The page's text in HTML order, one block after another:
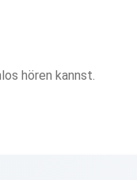
hören kannst.